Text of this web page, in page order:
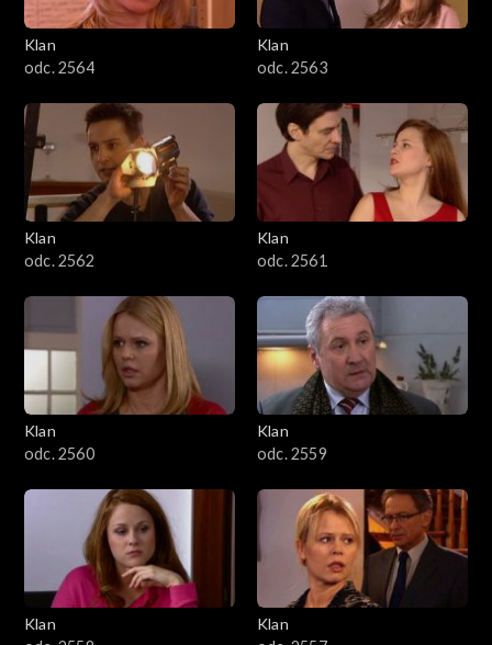
Klan
odc. 2564
Klan
odc. 2563
Klan
odc. 2562
Klan
odc. 2561
Klan
odc. 2560
Klan
odc. 2559
Klan
Klan